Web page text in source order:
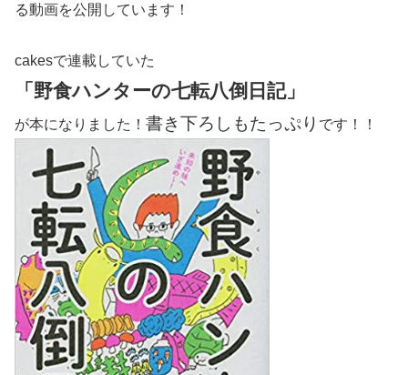
る動画を公開しています！
cakesで連載していた
「野食ハンターの七転八倒日記」
が本になりました！ 書き下ろしもたっぷり です！！